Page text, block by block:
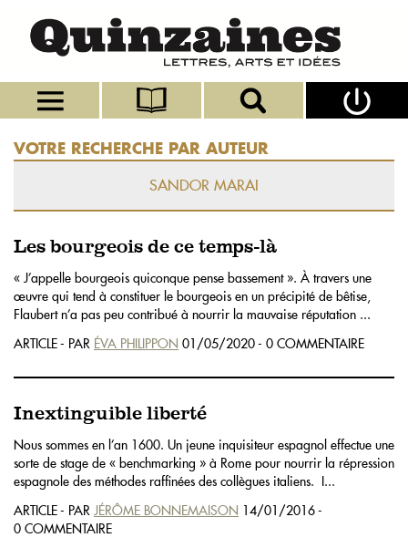
VOTRE RECHERCHE PAR AUTEUR
SANDOR MARAI
Les bourgeois de ce temps-là
« J’appelle bourgeois quiconque pense bassement ». À travers une
œuvre qui tend à constituer le bourgeois en un précipité de bêtise,
Flaubert n’a pas peu contribué à nourrir la mauvaise réputation ...
ARTICLE - PAR ÉVA PHILIPPON 01/05/2020 - 0 COMMENTAIRE
Inextinguible liberté
Nous sommes en l’an 1600. Un jeune inquisiteur espagnol effectue une
sorte de stage de « benchmarking » à Rome pour nourrir la répression
espagnole des méthodes raffinées des collègues italiens. I...
ARTICLE - PAR JÉRÔME BONNEMAISON 14/01/2016 -
0 COMMENTAIRE